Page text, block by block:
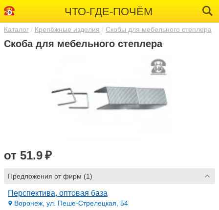
ЧТО-ГДЕ-ПОЧЁМ
Каталог Крепёжные изделия Скобы для мебельного степлера
Скоба для мебельного степлера
от 51.9 ₽
Предложения от фирм (1)
Перспектива, оптовая база
Воронеж, ул. Пеше-Стрелецкая, 54